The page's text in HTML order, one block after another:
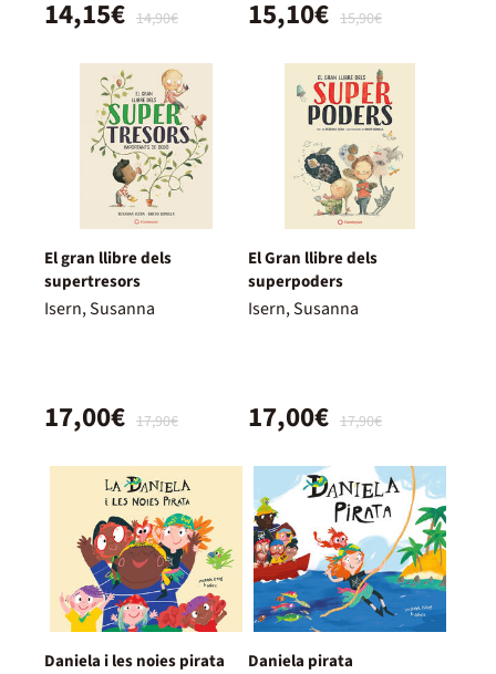
14,90€
14,15€ 15,90€
15,10€
El gran llibre dels
supertresors
Isern, Susanna
17,90€
17,00€
El Gran llibre dels
superpoders
Isern, Susanna
17,90€
17,00€
Daniela i les noies pirata Daniela pirata